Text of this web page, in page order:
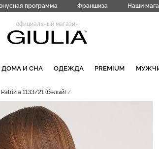
программа Франшиза Наши
официальный магазин
ДОМА И СНА ОДЕЖДА PREMIUM
1133/21 (белый)